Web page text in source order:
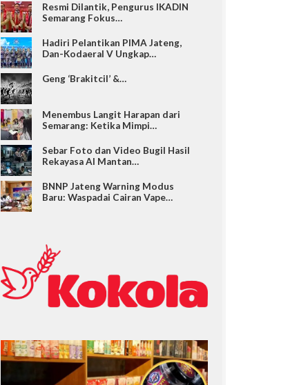
Resmi Dilantik, Pengurus IKADIN
Semarang Fokus…
Hadiri Pelantikan PIMA Jateng,
Dan-Kodaeral V Ungkap…
Geng ‘Brakitcil’ &…
Menembus Langit Harapan dari
Semarang: Ketika Mimpi…
Sebar Foto dan Video Bugil Hasil
Rekayasa AI Mantan…
BNNP Jateng Warning Modus
Baru: Waspadai Cairan Vape…